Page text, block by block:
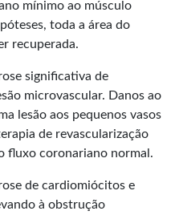
mínimo ao músculo
toda a área do
recuperada.
significativa de
microvascular. Danos ao
lesão aos pequenos vasos
de revascularização
fluxo coronariano normal.
de cardiomiócitos e
à obstrução